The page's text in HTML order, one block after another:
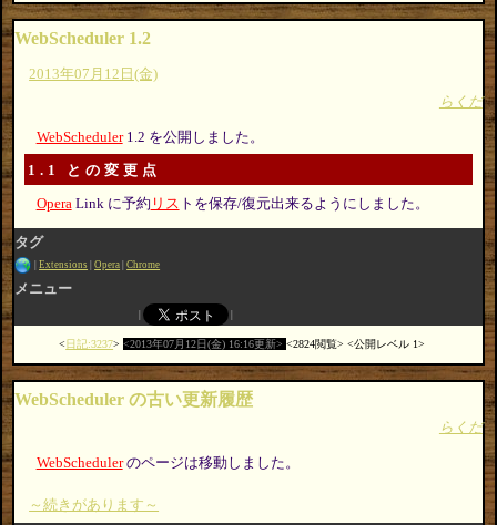
WebScheduler 1.2
2013年07月12日(金)
らくだ
WebScheduler1.2 を公開しました。
1.1 との変更点
Opera Link に予約 リス トを保存/復元出来るようにしました。
タグ
Extensions Opera Chrome
メニュー
日記:3237 2013年07月12日(金) 16:16更新 2824閲覧 公開レベル 1
WebScheduler の古い更新履歴
らくだ
WebSchedulerのページは移動しました。
～続きがあります～